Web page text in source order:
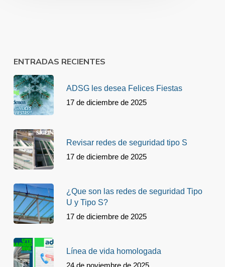
ENTRADAS RECIENTES
ADSG les desea Felices Fiestas
17 de diciembre de 2025
Revisar redes de seguridad tipo S
17 de diciembre de 2025
¿Que son las redes de seguridad Tipo
U y Tipo S?
17 de diciembre de 2025
Línea de vida homologada
24 de noviembre de 2025